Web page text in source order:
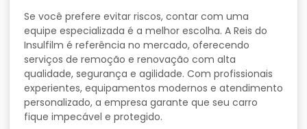
Se você prefere evitar riscos, contar com uma
equipe especializada é a melhor escolha. A Reis do
Insulfilm é referência no mercado, oferecendo
serviços de remoção e renovação com alta
qualidade, segurança e agilidade. Com profissionais
experientes, equipamentos modernos e atendimento
personalizado, a empresa garante que seu carro
fique impecável e protegido.